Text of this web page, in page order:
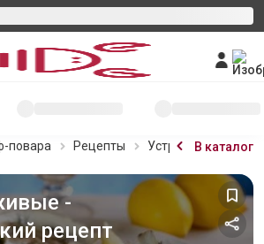
повара Рецепты Устрицы живые -
В каталог
-
рецепт